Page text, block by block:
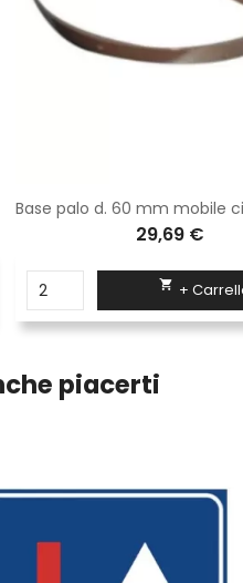
29,69 €
 +
piacerti